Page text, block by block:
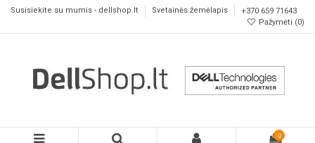
Susisiekite su mumis - dellshop.lt Svetainės žemėlapis
+370 659 71643
Pažymėti (0)
0